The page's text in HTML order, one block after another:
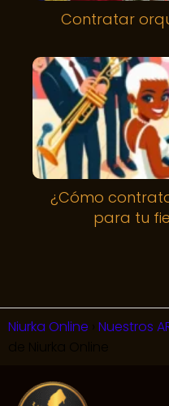
Contratar
¿Cómo
para tu
Niurka Online Nuestros